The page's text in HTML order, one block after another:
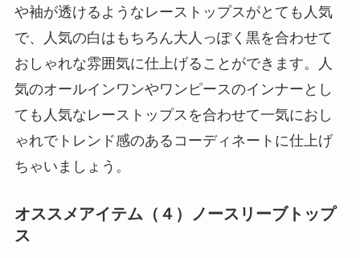
や袖が透けるようなレーストップスがとても人気
で、人気の白はもちろん大人っぽく黒を合わせて
おしゃれな雰囲気に仕上げることができます。人
気のオールインワンやワンピースのインナーとし
ても人気なレーストップスを合わせて一気におし
ゃれでトレンド感のあるコーディネートに仕上げ
ちゃいましょう。
オススメアイテム（４）ノースリーブトップ
ス